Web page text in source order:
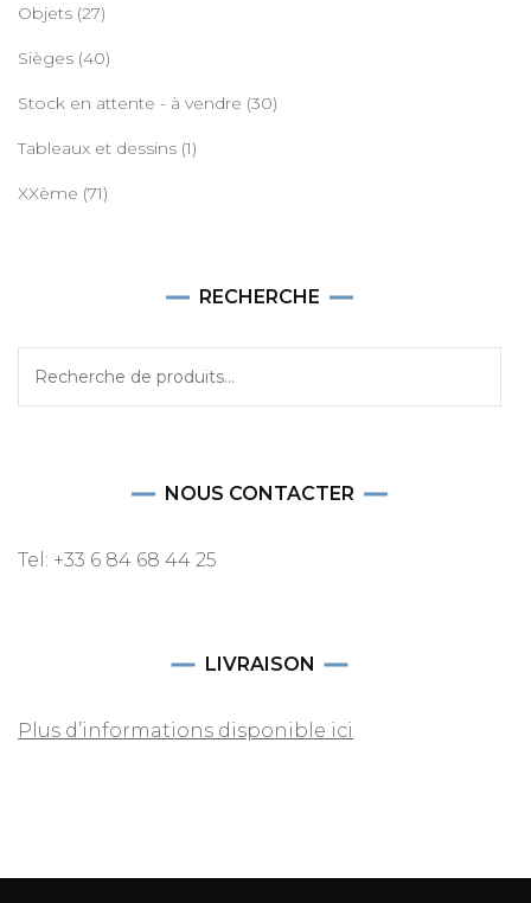
Objets (27)
Sièges (40)
Stock en attente - à vendre (30)
Tableaux et dessins (1)
XXème (71)
RECHERCHE
NOUS CONTACTER
Tel: +33 6 84 68 44 25
LIVRAISON
Plus d’informations disponible ici